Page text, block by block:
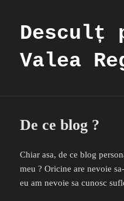
Desculț
Valea
De ce blog ?
Chiar asa, de ce blog
meu ? Oricine are nevoie
eu am nevoie sa cunosc